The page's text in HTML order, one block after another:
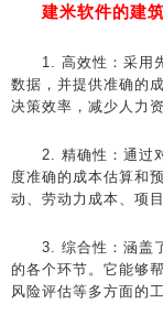
建米软件的建
1. 高效性：采用先
数据，并提供准确的
决策效率，减少人力
2. 精确性：通过对
度准确的成本估算和
动、劳动力成本、项
3. 综合性：涵盖了
的各个环节。它能够
风险评估等多方面的